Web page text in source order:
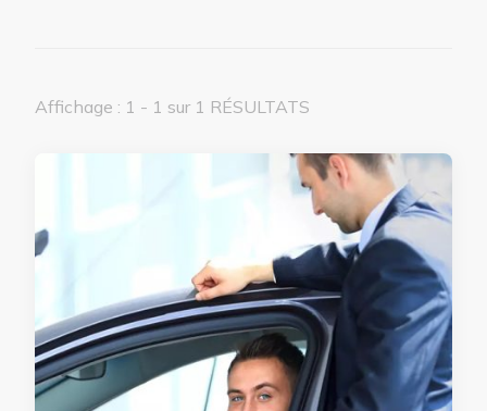
Affichage : 1 - 1 sur 1 RÉSULTATS